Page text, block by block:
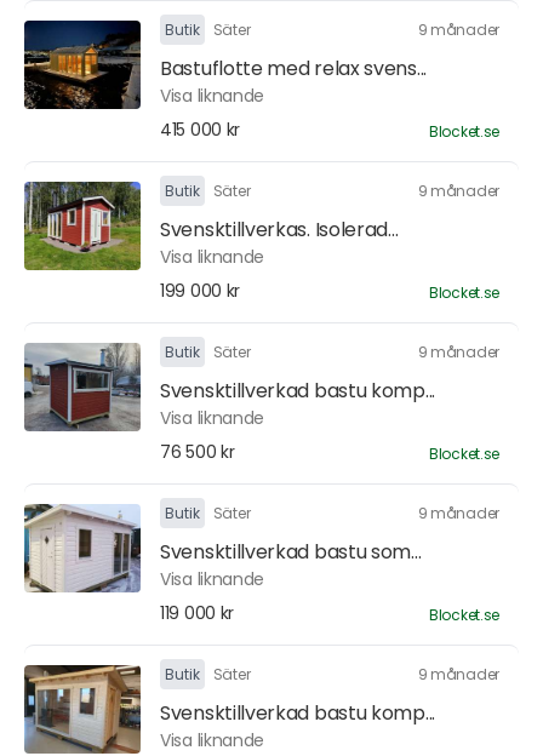
Butik Säter 9 månader
Bastuflotte med relax svens...
Visa liknande
415 000 kr
Blocket.se
Butik Säter 9 månader
Svensktillverkas. Isolerad...
Visa liknande
199 000 kr
Blocket.se
Butik Säter 9 månader
Svensktillverkad bastu komp...
Visa liknande
76 500 kr
Blocket.se
Butik Säter 9 månader
Svensktillverkad bastu som...
Visa liknande
119 000 kr
Blocket.se
Butik Säter 9 månader
Svensktillverkad bastu komp...
Visa liknande